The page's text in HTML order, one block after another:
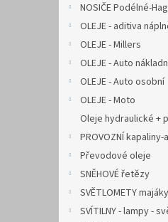
NOSIČE Podélné-
OLEJE - aditiva
OLEJE - Millers
OLEJE - Auto
OLEJE - Auto osobní
OLEJE - Moto
Oleje hydraulické +
PROVOZNÍ
Převodové oleje
SNĚHOVÉ řetězy
SVĚTLOMETY majáky
SVÍTILNY - lampy -